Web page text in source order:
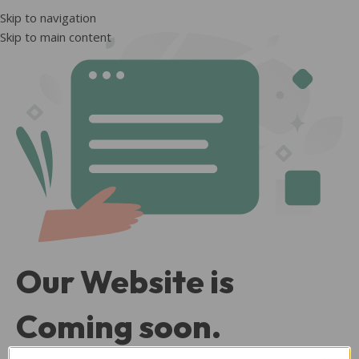
Skip to navigation
Skip to main content
Our Website is
Coming soon.